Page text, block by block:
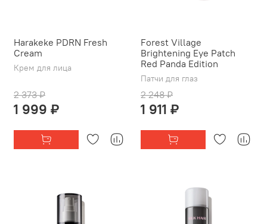
Harakeke PDRN Fresh
Cream
Крем для лица
2 373 ₽
1 999 ₽
Forest Village
Brightening Eye Patch
Red Panda Edition
Патчи для глаз
2 248 ₽
1 911 ₽